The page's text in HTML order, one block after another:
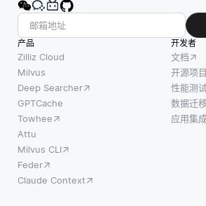
产品
Zilliz Cloud
Milvus
Deep Searcher
GPTCache
Towhee
Attu
Milvus CLI
Feder
Claude Context
开发者
文档
开源项目
性能测
数据迁
应用集